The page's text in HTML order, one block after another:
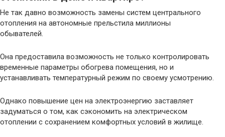
Не так давно возможность замены систем центрального
отопления на автономные прельстила миллионы
обывателей.
Она предоставила возможность не только контролировать
временные параметры обогрева помещения, но и
устанавливать температурный режим по своему усмотрению.
Однако повышение цен на электроэнергию заставляет
задуматься о том, как сэкономить на электрическом
отоплении с сохранением комфортных условий в жилище.